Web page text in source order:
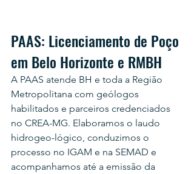
PAAS: Licenciamento de Poço
em Belo Horizonte e RMBH
A PAAS atende BH e toda a Região
Metropolitana com geólogos
habilitados e parceiros credenciados
no CREA-MG. Elaboramos o laudo
hidrogeo-lógico, conduzimos o
processo no IGAM e na SEMAD e
acompanhamos até a emissão da